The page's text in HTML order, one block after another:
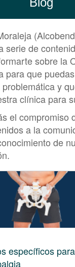
serie de
sobre la
para que
y
clínica para
el compromiso
a la
de
específicos